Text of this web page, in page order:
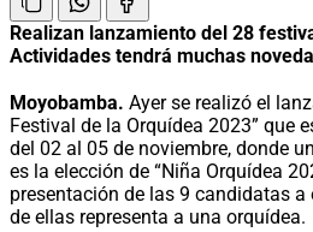
Realizan lanzamiento del 28
Actividades tendrá muchas
Moyobamba. Ayer se realizó el
Festival de la Orquídea 2023” que
del 02 al 05 de noviembre, donde
es la elección de “Niña Orquídea
presentación de las 9 candidatas a
de ellas representa a una orquídea.